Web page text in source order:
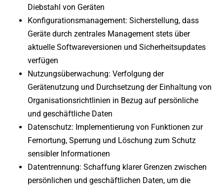
Diebstahl von Geräten
Konfigurationsmanagement: Sicherstellung, dass
Geräte durch zentrales Management stets über
aktuelle Softwareversionen und Sicherheitsupdates
verfügen
Nutzungsüberwachung: Verfolgung der
Gerätenutzung und Durchsetzung der Einhaltung von
Organisationsrichtlinien in Bezug auf persönliche
und geschäftliche Daten
Datenschutz: Implementierung von Funktionen zur
Fernortung, Sperrung und Löschung zum Schutz
sensibler Informationen
Datentrennung: Schaffung klarer Grenzen zwischen
persönlichen und geschäftlichen Daten, um die